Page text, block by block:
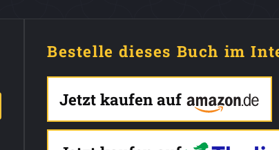
Bestelle dieses Buch im
Jetzt kaufen auf